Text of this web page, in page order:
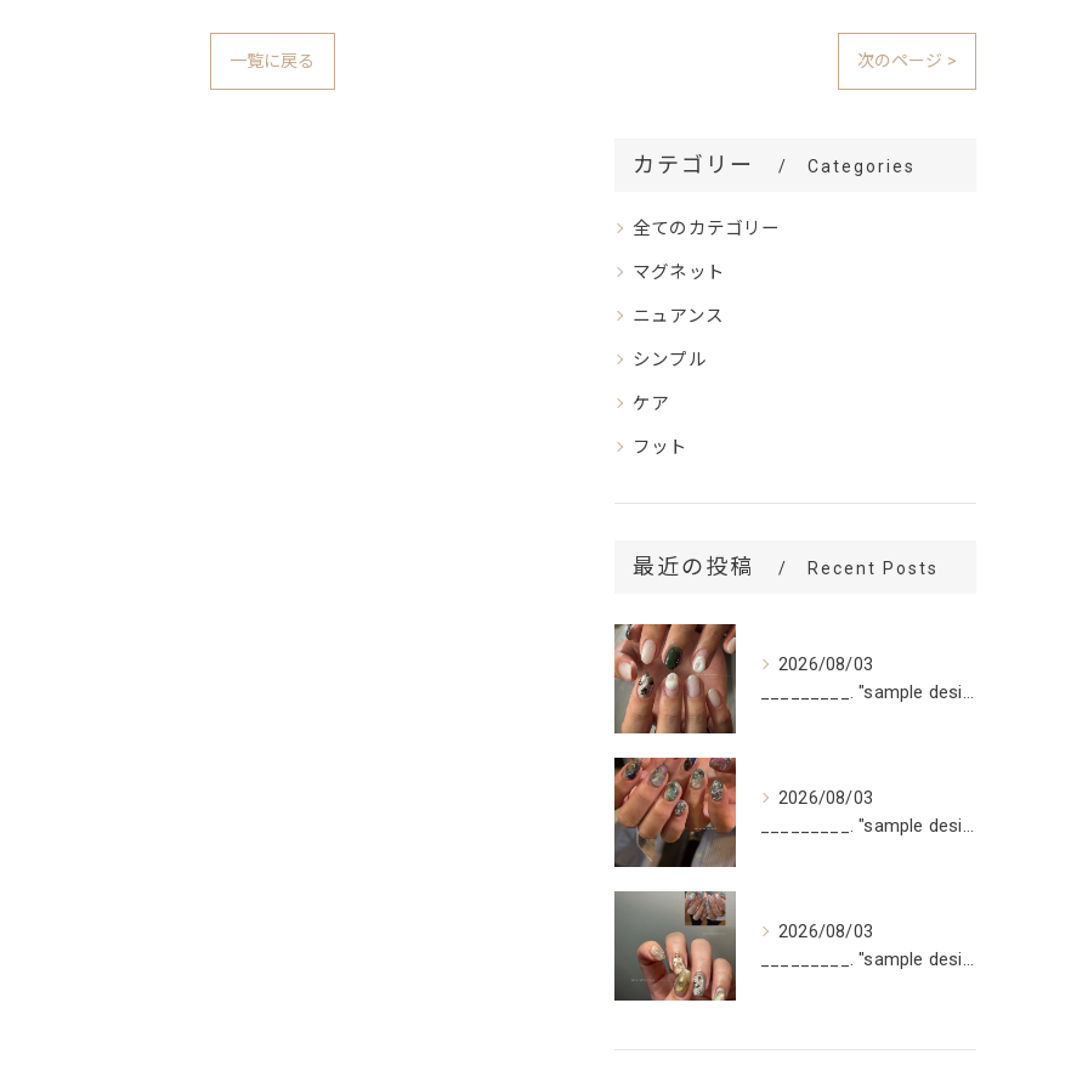
一覧に戻る 次のページ >
カテゴリー Categories
全てのカテゴリー
マグネット
ニュアンス
シンプル
ケア
フット
最近の投稿 Recent Posts
2026/08/03
_________. "sample design 2〜5本...
2026/08/03
_________. "sample design 10本"
2026/08/03
_________. "sample design 10本"